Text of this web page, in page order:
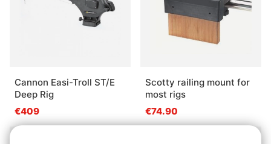
Cannon Easi-Troll ST/E
Deep Rig
€409
Scotty railing mount for
most rigs
€74.90